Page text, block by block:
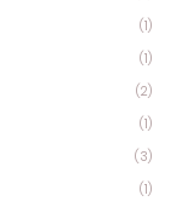
(1)
(1)
(2)
(1)
(3)
(1)